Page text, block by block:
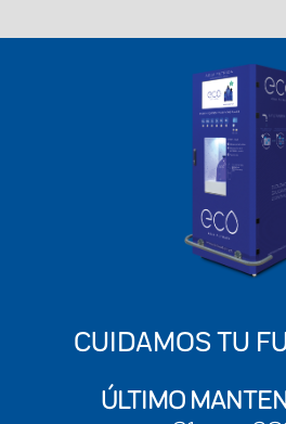
CUIDAMOS TU
ÚLTIMO